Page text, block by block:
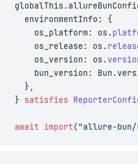
  environmentInfo: {
    os_platform: os.
    os_release: os.
    os_version: os.
bun_version:
  },
} satisfies
await import("allure-bun/